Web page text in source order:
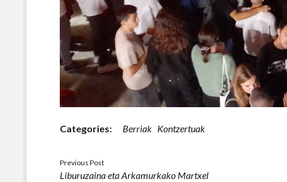
Categories: Berriak Kontzertuak
Previous Post
Liburuzaina eta Arkamurkako Martxel